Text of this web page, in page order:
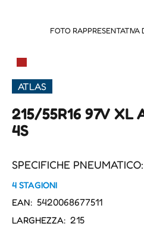
FOTO
▀
ATLAS
215/55R16 97V XL
4S
SPECIFICHE PNEUMATICO:
4 STAGIONI
EAN: 5420068677511
LARGHEZZA: 215